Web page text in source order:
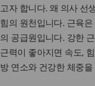
고자 합니다. 왜 의사 선
힘의 원천입니다. 근육
의 공급원입니다. 강한
근력이 좋아지면 속도,
방 연소와 건강한 체중